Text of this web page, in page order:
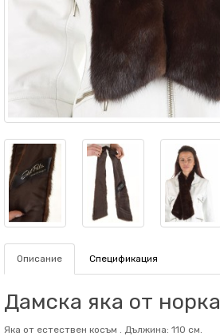
Описание Спецификация
Дамска яка от норка |
Яка от естествен косъм . Дължина: 110 см.